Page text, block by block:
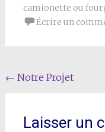
camionette ou
Écrire un
Navigation
l'article
← Notre Projet
Laisser un